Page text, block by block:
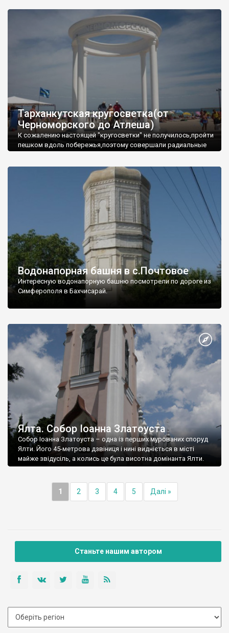
Тарханкутская кругосветка(от
Черноморского до Атлеша)
К сожалению настоящей "кругосветки" не получилось,пройти
пешком вдоль побережья,поэтому совершали радиальные
Водонапорная башня в с.Почтовое
Интересную водонапорную башню посмотрели по дороге из
Симферополя в Бахчисарай.
Ялта. Собор Іоанна Златоуста
Собор Іоанна Златоуста – одна із перших мурованих споруд
Ялти. Його 45-метрова дзвіниця і нині видніється в місті
майже звідусіль, а колись це була висотна домінанта Ялти.
1 2 3 4 5 Далі »
Станьте нашим автором